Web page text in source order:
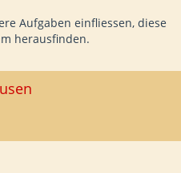
Aufgaben einfliessen, diese
herausfinden.